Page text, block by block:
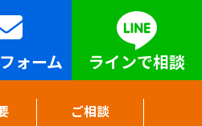
ォーム ラインで相談
ご相談